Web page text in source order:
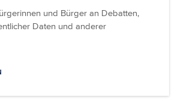
und Bürger an Debatten,
Daten und anderer